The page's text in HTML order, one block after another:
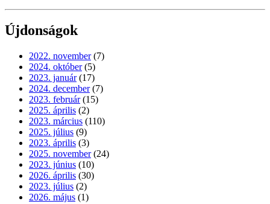
Újdonságok
2022. november (7)
2024. október (5)
2023. január (17)
2024. december (7)
2023. február (15)
2025. április (2)
2023. március (110)
2025. július (9)
2023. április (3)
2025. november (24)
2023. június (10)
2026. április (30)
2023. július (2)
2026. május (1)